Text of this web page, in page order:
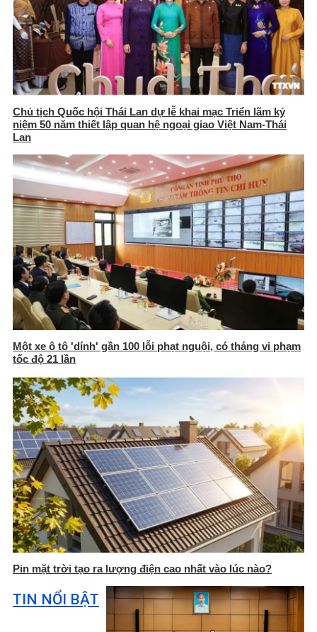
Chủ tịch Quốc hội Thái Lan dự lễ khai mạc Triển lãm kỷ
niệm 50 năm thiết lập quan hệ ngoại giao Việt Nam-Thái
Lan
Một xe ô tô 'dính' gần 100 lỗi phạt nguội, có tháng vi phạm
tốc độ 21 lần
Pin mặt trời tạo ra lượng điện cao nhất vào lúc nào?
TIN NỔI BẬT